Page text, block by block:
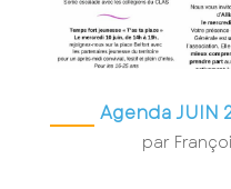
Agenda JUIN
par